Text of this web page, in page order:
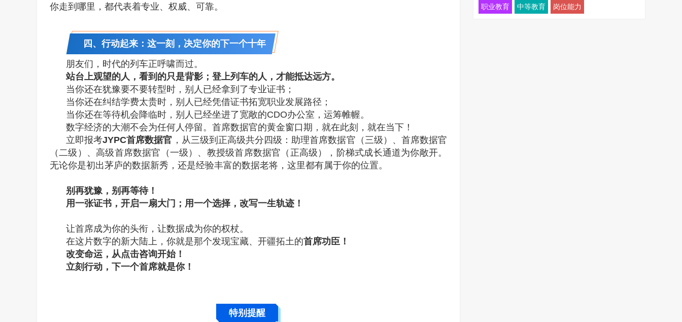
你走到哪里，都代表着专业、权威、可靠。
四、行动起来：这一刻，决定你的下一个十年
朋友们，时代的列车正呼啸而过。
站台上观望的人，看到的只是背影；登上列车的人，才能抵达远方。
当你还在犹豫要不要转型时，别人已经拿到了专业证书；
当你还在纠结学费太贵时，别人已经凭借证书拓宽职业发展路径；
当你还在等待机会降临时，别人已经坐进了宽敞的CDO办公室，运筹帷幄。
数字经济的大潮不会为任何人停留。首席数据官的黄金窗口期，就在此刻，就在当下！
立即报考JYPC首席数据官 ，从三级到正高级共分四级：助理首席数据官（三级）、首席数据官
（二级）、高级首席数据官（一级）、教授级首席数据官（正高级），阶梯式成长通道为你敞开。
无论你是初出茅庐的数据新秀，还是经验丰富的数据老将，这里都有属于你的位置。
别再犹豫，别再等待！
用一张证书，开启一扇大门；用一个选择，改写一生轨迹！
让首席成为你的头衔，让数据成为你的权杖。
在这片数字的新大陆上，你就是那个发现宝藏、开疆拓土的首席功臣！
改变命运，从点击咨询开始！
立刻行动，下一个首席就是你！
特别提醒
职业教育 中等教育 岗位能力